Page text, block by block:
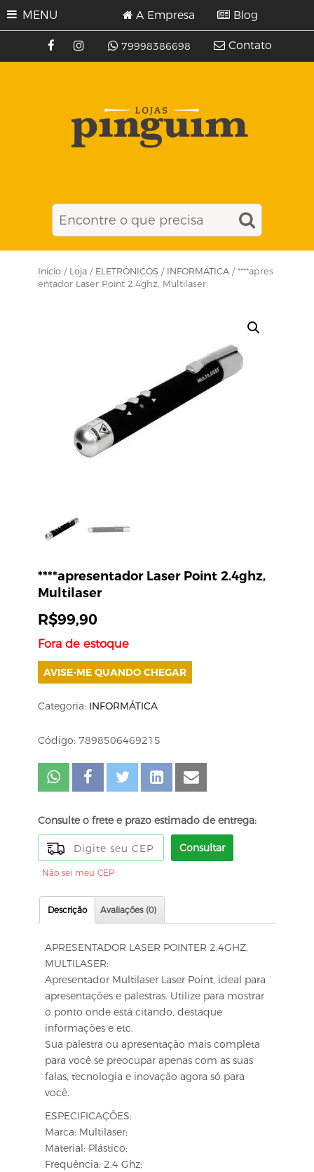
MENU
79998386698
A Empresa Blog
Contato
Início / Loja / ELETRÔNICOS / INFORMÁTICA / ****apres
entador Laser Point 2.4ghz, Multilaser
****apresentador Laser Point 2.4ghz,
Multilaser
R$99,90
Fora de estoque
AVISE-ME QUANDO CHEGAR
Categoria: INFORMÁTICA
Código: 7898506469215
Consulte o frete e prazo estimado de entrega:
Consultar
Não sei meu CEP
Descrição Avaliações (0)
APRESENTADOR LASER POINTER 2.4GHZ,
MULTILASER:
Apresentador Multilaser Laser Point, ideal para
apresentações e palestras. Utilize para mostrar
o ponto onde está citando, destaque
informações e etc.
Sua palestra ou apresentação mais completa
para você se preocupar apenas com as suas
falas, tecnologia e inovação agora só para
você.
ESPECIFICAÇÕES:
Marca: Multilaser;
Material: Plástico;
Frequência: 2.4 Ghz;